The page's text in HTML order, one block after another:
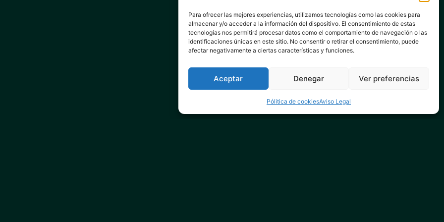
Para ofrecer las mejores experiencias, utilizamos tecnologías como las cookies para
almacenar y/o acceder a la información del dispositivo. El consentimiento de estas
tecnologías nos permitirá procesar datos como el comportamiento de navegación o las
identificaciones únicas en este sitio. No consentir o retirar el consentimiento, puede
afectar negativamente a ciertas características y funciones.
Aceptar Denegar Ver preferencias
Pólitica de cookiesAviso Legal